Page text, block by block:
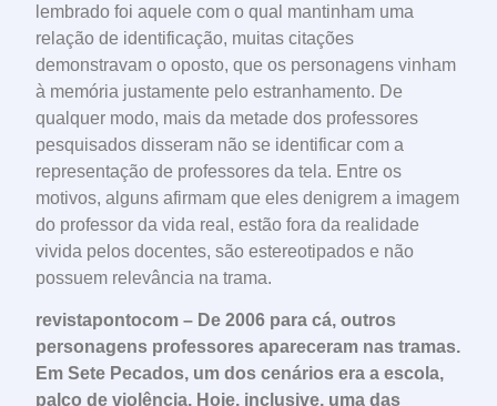
lembrado foi aquele com o qual mantinham uma
relação de identificação, muitas citações
demonstravam o oposto, que os personagens vinham
à memória justamente pelo estranhamento. De
qualquer modo, mais da metade dos professores
pesquisados disseram não se identificar com a
representação de professores da tela. Entre os
motivos, alguns afirmam que eles denigrem a imagem
do professor da vida real, estão fora da realidade
vivida pelos docentes, são estereotipados e não
possuem relevância na trama.
revistapontocom – De 2006 para cá, outros
personagens professores apareceram nas tramas.
Em Sete Pecados, um dos cenários era a escola,
palco de violência. Hoje, inclusive, uma das